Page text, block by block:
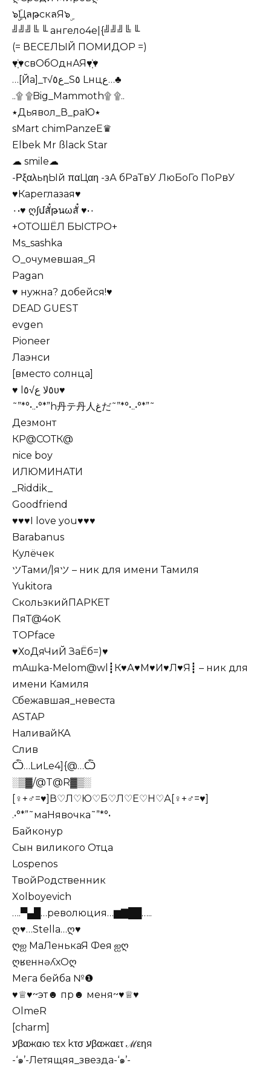
๖ۣۣۜЦลթскลЯ๖ۣ
╝╝╝╚ ╙ ангело4е|{╝╝╝╚ ╙
(= ВЕСЕЛЫЙ ПОМИДОР =)
♥҉♥свОбОднАЯ♥҉♥
…[Йa]_т√ﻉ٥_S٥ Lнцﻉ…♣
..۩ ۩Big_Mammoth۩ ۩..
٭Дьявол_В_раЮ٭
sMart chimPanzeE♛
Elbek Mr ßlack Star
☁ smile☁
-ΡξαλьηЫй παЦαη -зА бРаТвУ ЛюБоГо ПоРвУ
♥Кареглазая♥
٠•♥ ღ∫մสั๋թนωสั๋ ♥•٠
+ОТОШЁЛ БЫСТРО+
Ms_sashka
О_очумевшая_Я
Pagan
♥ нужна? добейся!♥
DEAD GUEST
evgen
Pioneer
Лаэнси
[вместо солнца]
♥ l٥ﻻ ﻉ√٥υ♥
˜”*°•..•°*”h丹テ丹人غだ˜”*°•..•°*”˜
Дезмонт
КР@СОТК@
niсе bоу
ИЛЮМИНАТИ
_Riddik_
Goodfriend
♥♥♥I love you♥♥♥
Barabanus
Кулёчек
ツТами/|яツ – ник для имени Тамиля
Yukitora
СкользкийПАРКЕТ
ПяТ@4oK
TOPface
♥ХоДяЧиЙ ЗаЁб=)♥
mAшka-Melom@wl┋К♥А♥М♥И♥Л♥Я┋ – ник для
имени Камиля
Сбежавшая_невеста
ASTAP
НаливайКА
Слив
Ѽ…LиLe4]{@…Ѽ
░▒▓/@T@R▓▒░
[♀+♂=♥]В♡Л♡Ю♡Б♡Л♡Е♡Н♡А[♀+♂=♥]
.•°*”˜маНявочка˜”*°•
Байконур
Сын виликого Отца
Lospenos
ТвойРодственник
Xolboyevich
….▀▄█…революция…▆▇██…..
ღ♥…Stella…ღ♥
ღஐ МаЛенькаЯ Фея ஐღ
ღʁɐннǝʎхОღ
Мега бейба №❶
♥♕♥~эт☻ пр☻ меня~♥♕♥
OlmeR
[сhаrm]
עβαжαю τεх kτσ עβαжαετ ℳεηя
-‘๑’-Летящяя_звезда-‘๑’-